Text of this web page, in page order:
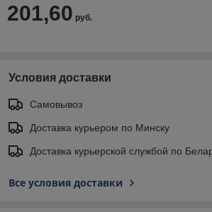
201,60 руб.
Условия доставки
Самовывоз
Доставка курьером по Минску
Доставка курьерской службой по
Все условия доставки